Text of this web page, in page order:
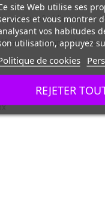
le refroidissement
et propreté
site Web utilise ses
et vous montrer
vos habitudes
utilisation, appuyez
de cookies
REJETER